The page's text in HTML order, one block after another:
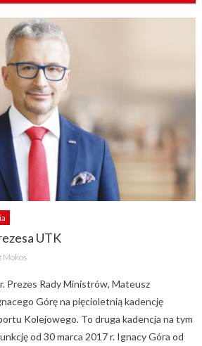
UTK
Mokos
Prezes Rady Ministrów, Mateusz
Górę na pięcioletnią kadencję
Kolejowego. To druga kadencja na tym
od 30 marca 2017 r. Ignacy Góra od